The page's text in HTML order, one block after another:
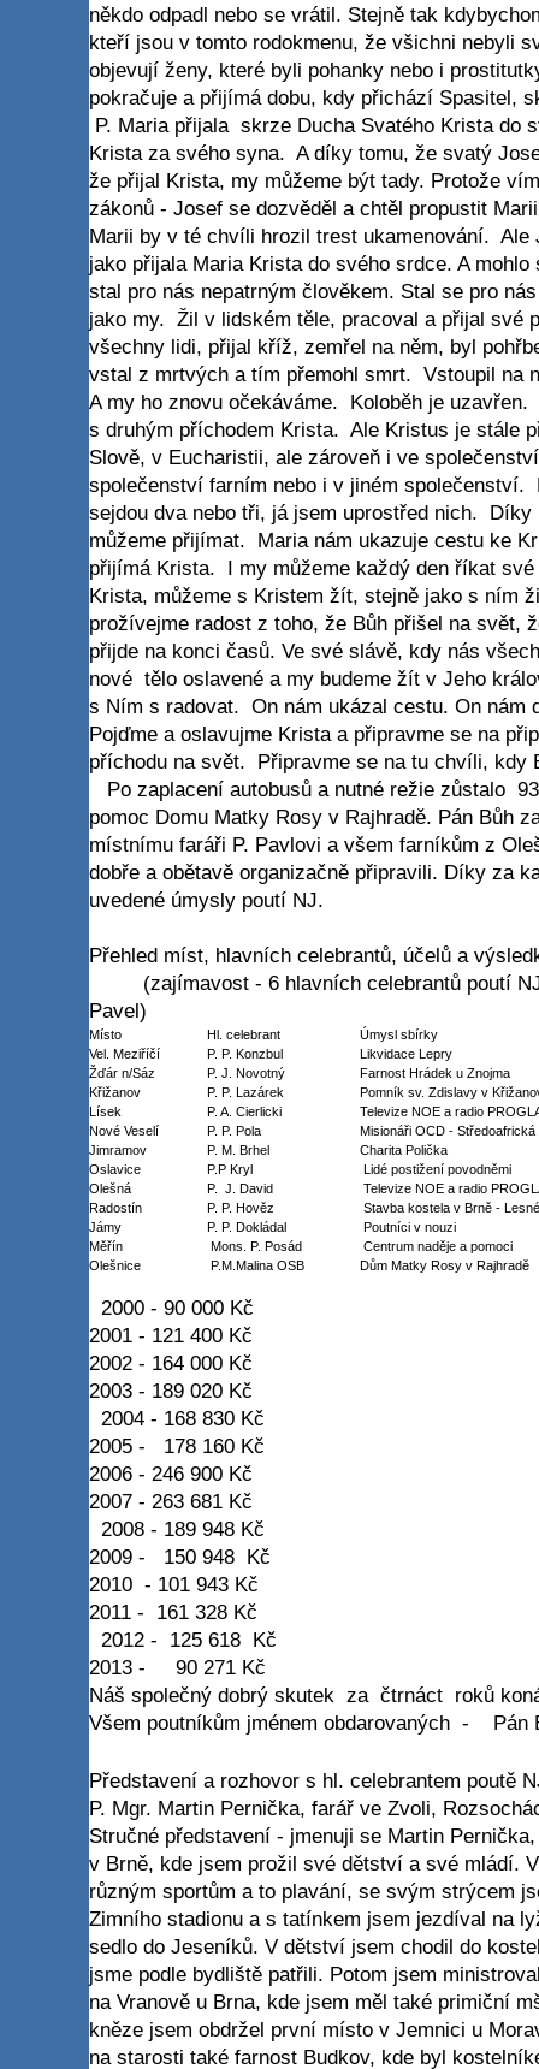
někdo odpadl nebo se vrátil. Stejně tak
kteří jsou v tomto rodokmenu, že všichni nebyli
objevují ženy, které byli pohanky nebo i
pokračuje a přijímá dobu, kdy přichází Spasitel,
P. Maria přijala skrze Ducha Svatého Krista do
Krista za svého syna. A díky tomu, že svatý
že přijal Krista, my můžeme být tady. Protože
zákonů - Josef se dozvěděl a chtěl propustit
Marii by v té chvíli hrozil trest ukamenování. Ale
jako přijala Maria Krista do svého srdce. A
stal pro nás nepatrným člověkem. Stal se pro
jako my. Žil v lidském těle, pracoval a přijal své
všechny lidi, přijal kříž, zemřel na něm, byl
vstal z mrtvých a tím přemohl smrt. Vstoupil na
A my ho znovu očekáváme. Koloběh je
s druhým příchodem Krista. Ale Kristus je stále
Slově, v Eucharistii, ale zároveň i ve
společenství farním nebo i v jiném
sejdou dva nebo tři, já jsem uprostřed nich.
můžeme přijímat. Maria nám ukazuje cestu ke
přijímá Krista. I my můžeme každý den říkat
Krista, můžeme s Kristem žít, stejně jako s ním
prožívejme radost z toho, že Bůh přišel na svět,
přijde na konci časů. Ve své slávě, kdy nás
nové tělo oslavené a my budeme žít v Jeho
s Ním s radovat. On nám ukázal cestu. On
Pojďme a oslavujme Krista a připravme se na
příchodu na svět. Připravme se na tu chvíli, kdy
Po zaplacení autobusů a nutné režie zůstalo
pomoc Domu Matky Rosy v Rajhradě. Pán Bůh
místnímu faráři P. Pavlovi a všem farníkům z
dobře a obětavě organizačně připravili. Díky za
uvedené úmysly poutí NJ.
Přehled míst, hlavních celebrantů, účelů a
(zajímavost - 6 hlavních celebrantů poutí NJ
Pavel)
Místo Hl. celebrant
Úmysl sbírky
Vel. Meziříčí
P. P. Konzbul
Likvidace Lepry
Žďár n/Sáz
P. J. Novotný
Farnost Hrádek u Znojma
Křižanov
P. P. Lazárek
Pomník sv. Zdislavy v
Lísek
P. A. Cierlicki
Televize NOE a radio
Nové Veselí
P. P. Pola
Misionáři OCD - Středoafrická
Jimramov
P. M. Brhel
Charita Polička
Oslavice
P.P Kryl
Lidé postižení povodněmi
Olešná
P. J. David
Televize NOE a radio
Radostín
P. P. Hověz
Stavba kostela v Brně - Lesné
Jámy
P. P. Dokládal
Poutníci v nouzi
Měřín
Mons. P. Posád
Centrum naděje a pomoci
Olešnice
P.M.Malina OSB Dům Matky Rosy v Rajhradě
2000 - 90 000 Kč
2001 - 121 400 Kč
2002 - 164 000 Kč
2003 - 189 020 Kč
2004 - 168 830 Kč
2005 - 178 160 Kč
2006 - 246 900 Kč
2007 - 263 681 Kč
2008 - 189 948 Kč
2009 - 150 948 Kč
2010 - 101 943 Kč
2011 - 161 328 Kč
2012 - 125 618 Kč
2013 - 90 271 Kč
Náš společný dobrý skutek za čtrnáct roků
Všem poutníkům jménem obdarovaných - Pán
Představení a rozhovor s hl. celebrantem poutě
P. Mgr. Martin Pernička, farář ve Zvoli,
Stručné představení - jmenuji se Martin
v Brně, kde jsem prožil své dětství a své mládí.
různým sportům a to plavání, se svým strýcem
Zimního stadionu a s tatínkem jsem jezdíval na
sedlo do Jeseníků. V dětství jsem chodil do
jsme podle bydliště patřili. Potom jsem
na Vranově u Brna, kde jsem měl také primiční
kněze jsem obdržel první místo v Jemnici u
na starosti také farnost Budkov, kde byl